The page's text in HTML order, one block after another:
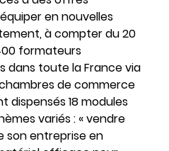
en nouvelles
à compter du 20
formateurs
dans toute la France via
de commerce
dispensés 18 modules
variés : « vendre
son entreprise en